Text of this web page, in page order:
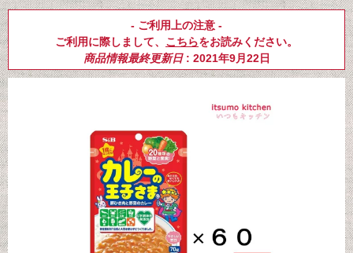
- ご利用上の注意 -
ご利用に際しまして、 こちらをお読みください。
商品情報最終更新日: 2021年9月22日